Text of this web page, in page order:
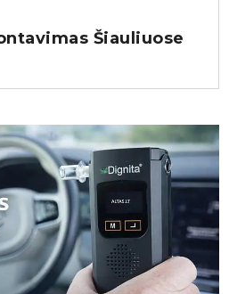
Šiauliuose